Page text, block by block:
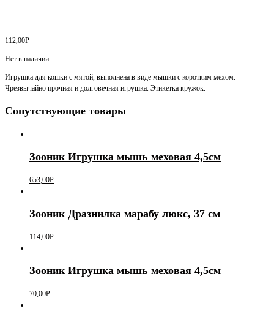
112,00Р
Нет в наличии
Игрушка для кошки с мятой, выполнена в виде мышки с коротким мехом.
Чрезвычайно прочная и долговечная игрушка. Этикетка кружок.
Сопутствующие товары
Зооник Игрушка мышь меховая 4,5см
653,00Р
Зооник Дразнилка марабу люкс, 37 см
114,00Р
Зооник Игрушка мышь меховая 4,5см
70,00Р